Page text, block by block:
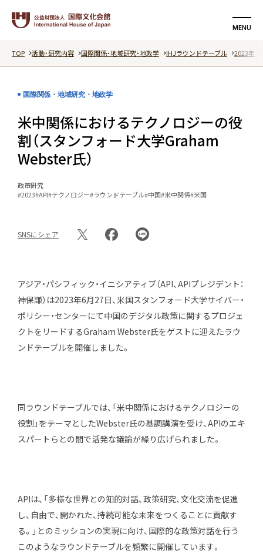
MENU
検索する 支援する
活動・研究内容
イベント
記事
エキスパート
出版物・報告書
お知らせ
お問い合わせ
採用情報
会員専用サイト
TOP 活動・研究内容 国際関係・地域研究・地政学 IHJラウンドテーブル 2023年
国際関係・地域研究・地政学
米中関係におけるテクノロジーの役
割（スタンフォード大学Graham
Webster氏）
政策研究
#2023#API#テクノロジー#ラウンドテーブル#中国#米中関係#米国
SNSにシェア
アジア・パシフィック・イニシアティブ（API、APIプレジデント：
神保謙）は2023年6月27日、米国スタンフォード大学サイバー・
ポリシー・センターにて中国のデジタル政策に関するプロジェ
クトをリードするGraham Webster氏をゲストに迎えたラウ
ンドテーブルを開催しました。
同ラウンドテーブルでは、「米中関係におけるテクノロジーの
役割」をテーマとしたWebster氏の基調講演を受け、APIのエキ
スパートらとの間で活発な議論が繰り広げられました。
APIは、「多様な世界との知的対話、政策研究、文化交流を促進
し、自由で、開かれた、持続可能な未来をつくることに貢献す
る。」とのミッションの実現に向け、国際的な政策対話を行う
このようなラウンドテーブルを頻繁に開催しています。